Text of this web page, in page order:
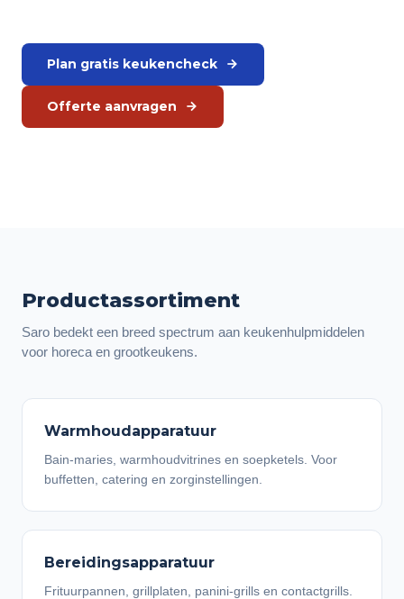
Plan gratis keukencheck
Offerte aanvragen
Productassortiment
Saro bedekt een breed spectrum aan keukenhulpmiddelen
voor horeca en grootkeukens.
Warmhoudapparatuur
Bain-maries, warmhoudvitrines en soepketels. Voor
buffetten, catering en zorginstellingen.
Bereidingsapparatuur
Frituurpannen, grillplaten, panini-grills en contactgrills.